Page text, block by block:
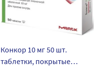
Конкор 10 мг 50 шт.
таблетки, покрытые